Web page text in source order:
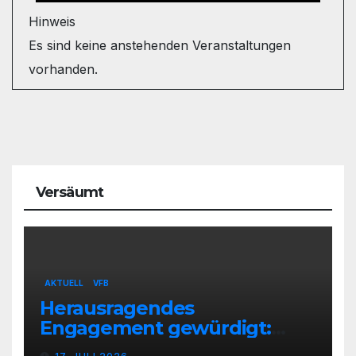
Hinweis
Es sind keine anstehenden Veranstaltungen
vorhanden.
Versäumt
AKTUELL VFB
Herausragendes
Engagement gewürdigt:
Marion Hahn ist